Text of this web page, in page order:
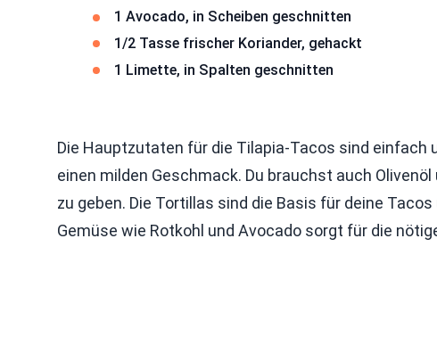
1 Avocado, in Scheiben geschnitten
1/2 Tasse frischer Koriander, gehackt
1 Limette, in Spalten geschnitten
Die Hauptzutaten für die Tilapia-Tacos sind einfach
einen milden Geschmack. Du brauchst auch
zu geben. Die Tortillas sind die Basis für deine
Gemüse wie Rotkohl und Avocado sorgt für die